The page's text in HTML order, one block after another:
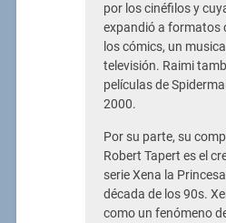
por los cinéfilos y
expandió a formatos
los cómics, un
televisión. Raimi
películas de
2000.
Por su parte, su
Robert Tapert es el
serie Xena la
década de los 90s.
como un fenómeno